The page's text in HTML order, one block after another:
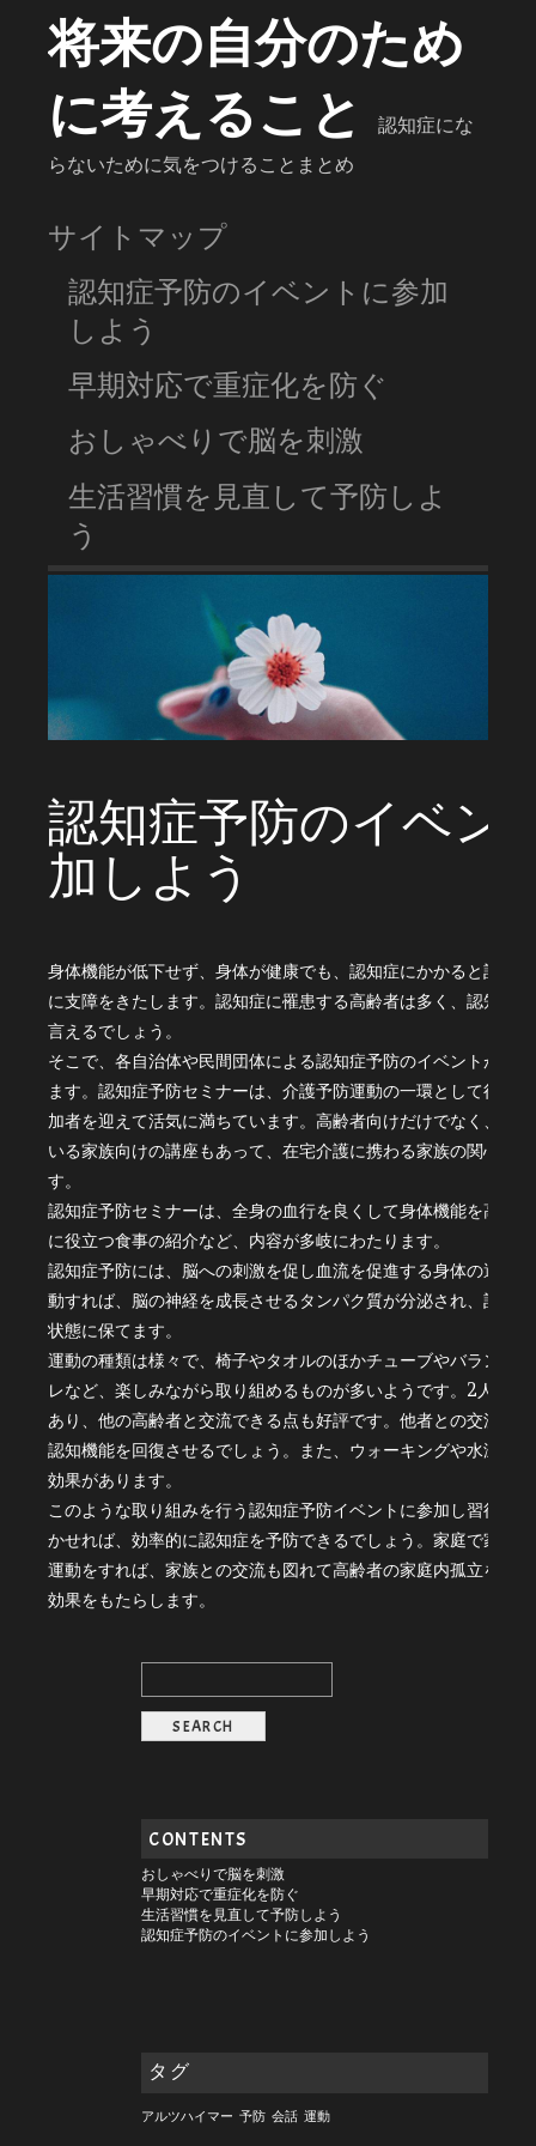
将来の自分のため
に考えること
認知症にな
らないために気をつけることまとめ
サイトマップ
認知症予防のイベントに参加
しよう
早期対応で重症化を防ぐ
おしゃべりで脳を刺激
生活習慣を見直して予防しよ
う
認知症予防のイベン
加しよう
身体機能が低下せず、身体が健康でも、認知症にかかると記憶
に支障をきたします。認知症に罹患する高齢者は多く、認知症
言えるでしょう。
そこで、各自治体や民間団体による認知症予防のイベントが、
ます。認知症予防セミナーは、介護予防運動の一環として行わ
加者を迎えて活気に満ちています。高齢者向けだけでなく、介
いる家族向けの講座もあって、在宅介護に携わる家族の関心も
す。
認知症予防セミナーは、全身の血行を良くして身体機能を高め
に役立つ食事の紹介など、内容が多岐にわたります。
認知症予防には、脳への刺激を促し血流を促進する身体の運動
動すれば、脳の神経を成長させるタンパク質が分泌され、記憶
状態に保てます。
運動の種類は様々で、椅子やタオルのほかチューブやバランス
レなど、楽しみながら取り組めるものが多いようです。2人1組
あり、他の高齢者と交流できる点も好評です。他者との交流が
認知機能を回復させるでしょう。また、ウォーキングや水泳と
効果があります。
このような取り組みを行う認知症予防イベントに参加し習得し
かせれば、効率的に認知症を予防できるでしょう。家庭で家族
運動をすれば、家族との交流も図れて高齢者の家庭内孤立を防
効果をもたらします。
CONTENTS
おしゃべりで脳を刺激
早期対応で重症化を防ぐ
生活習慣を見直して予防しよう
認知症予防のイベントに参加しよう
タグ
アルツハイマー 予防 会話 運動